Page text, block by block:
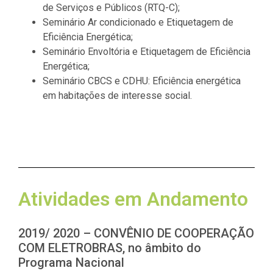
de Serviços e Públicos (RTQ-C);
Seminário Ar condicionado e Etiquetagem de
Eficiência Energética;
Seminário Envoltória e Etiquetagem de Eficiência
Energética;
Seminário CBCS e CDHU: Eficiência energética
em habitações de interesse social.
Atividades em Andamento
2019/ 2020 – CONVÊNIO DE COOPERAÇÃO
COM ELETROBRAS, no âmbito do
Programa Nacional